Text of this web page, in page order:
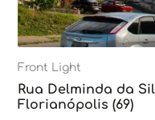
Front Light
Rua Delminda da
Florianópolis (69)